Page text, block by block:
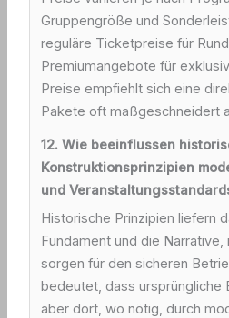
Gruppengröße und
reguläre Ticketpreise für
Premiumangebote für
Preise empfiehlt sich eine
Pakete oft maßgeschneidert
12. Wie beeinflussen
Konstruktionsprinzipien
und
Historische Prinzipien liefern
Fundament und die
sorgen für den sicheren
bedeutet, dass ursprüngliche
aber dort, wo nötig, durch